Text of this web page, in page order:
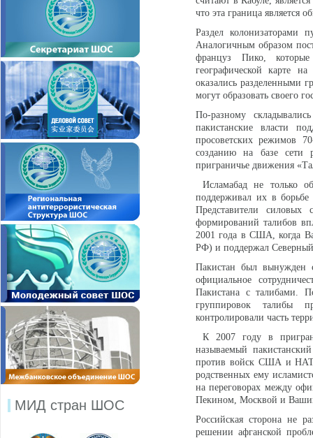
МИД стран ШОС
что эта граница является
Раздел колонизаторами
Аналогичным образом
француз Пико,
географической карте
оказались разделенными
могут образовать своего
По-разному
пакистанские власти
просоветских режимов
созданию на базе сети
приграничье движения
Исламабад не только
поддерживал их в борьбе
Представители силовых
формирований талибов
2001 года в США, когда
РФ) и поддержал Северный
Пакистан был вынужден
официальное
Пакистана с талибами.
группировок талибы
контролировали часть
К 2007 году в
называемый
против войск США и
родственных ему
на переговорах между
Пекином, Москвой и
Российская сторона не
решении афганской